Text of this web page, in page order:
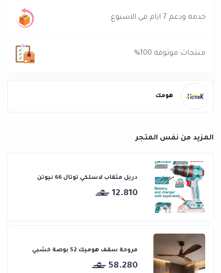
خدمة ودعم 7 ايام في الاسبوع
منتجات موثوقة 100%
هومك
المزيد من نفس المتجر
دريل مثقاب لاسلكي توتال 66 نيوتن
12.810
مروحة سقف هوميك 52 بوصة خشبي
58.280